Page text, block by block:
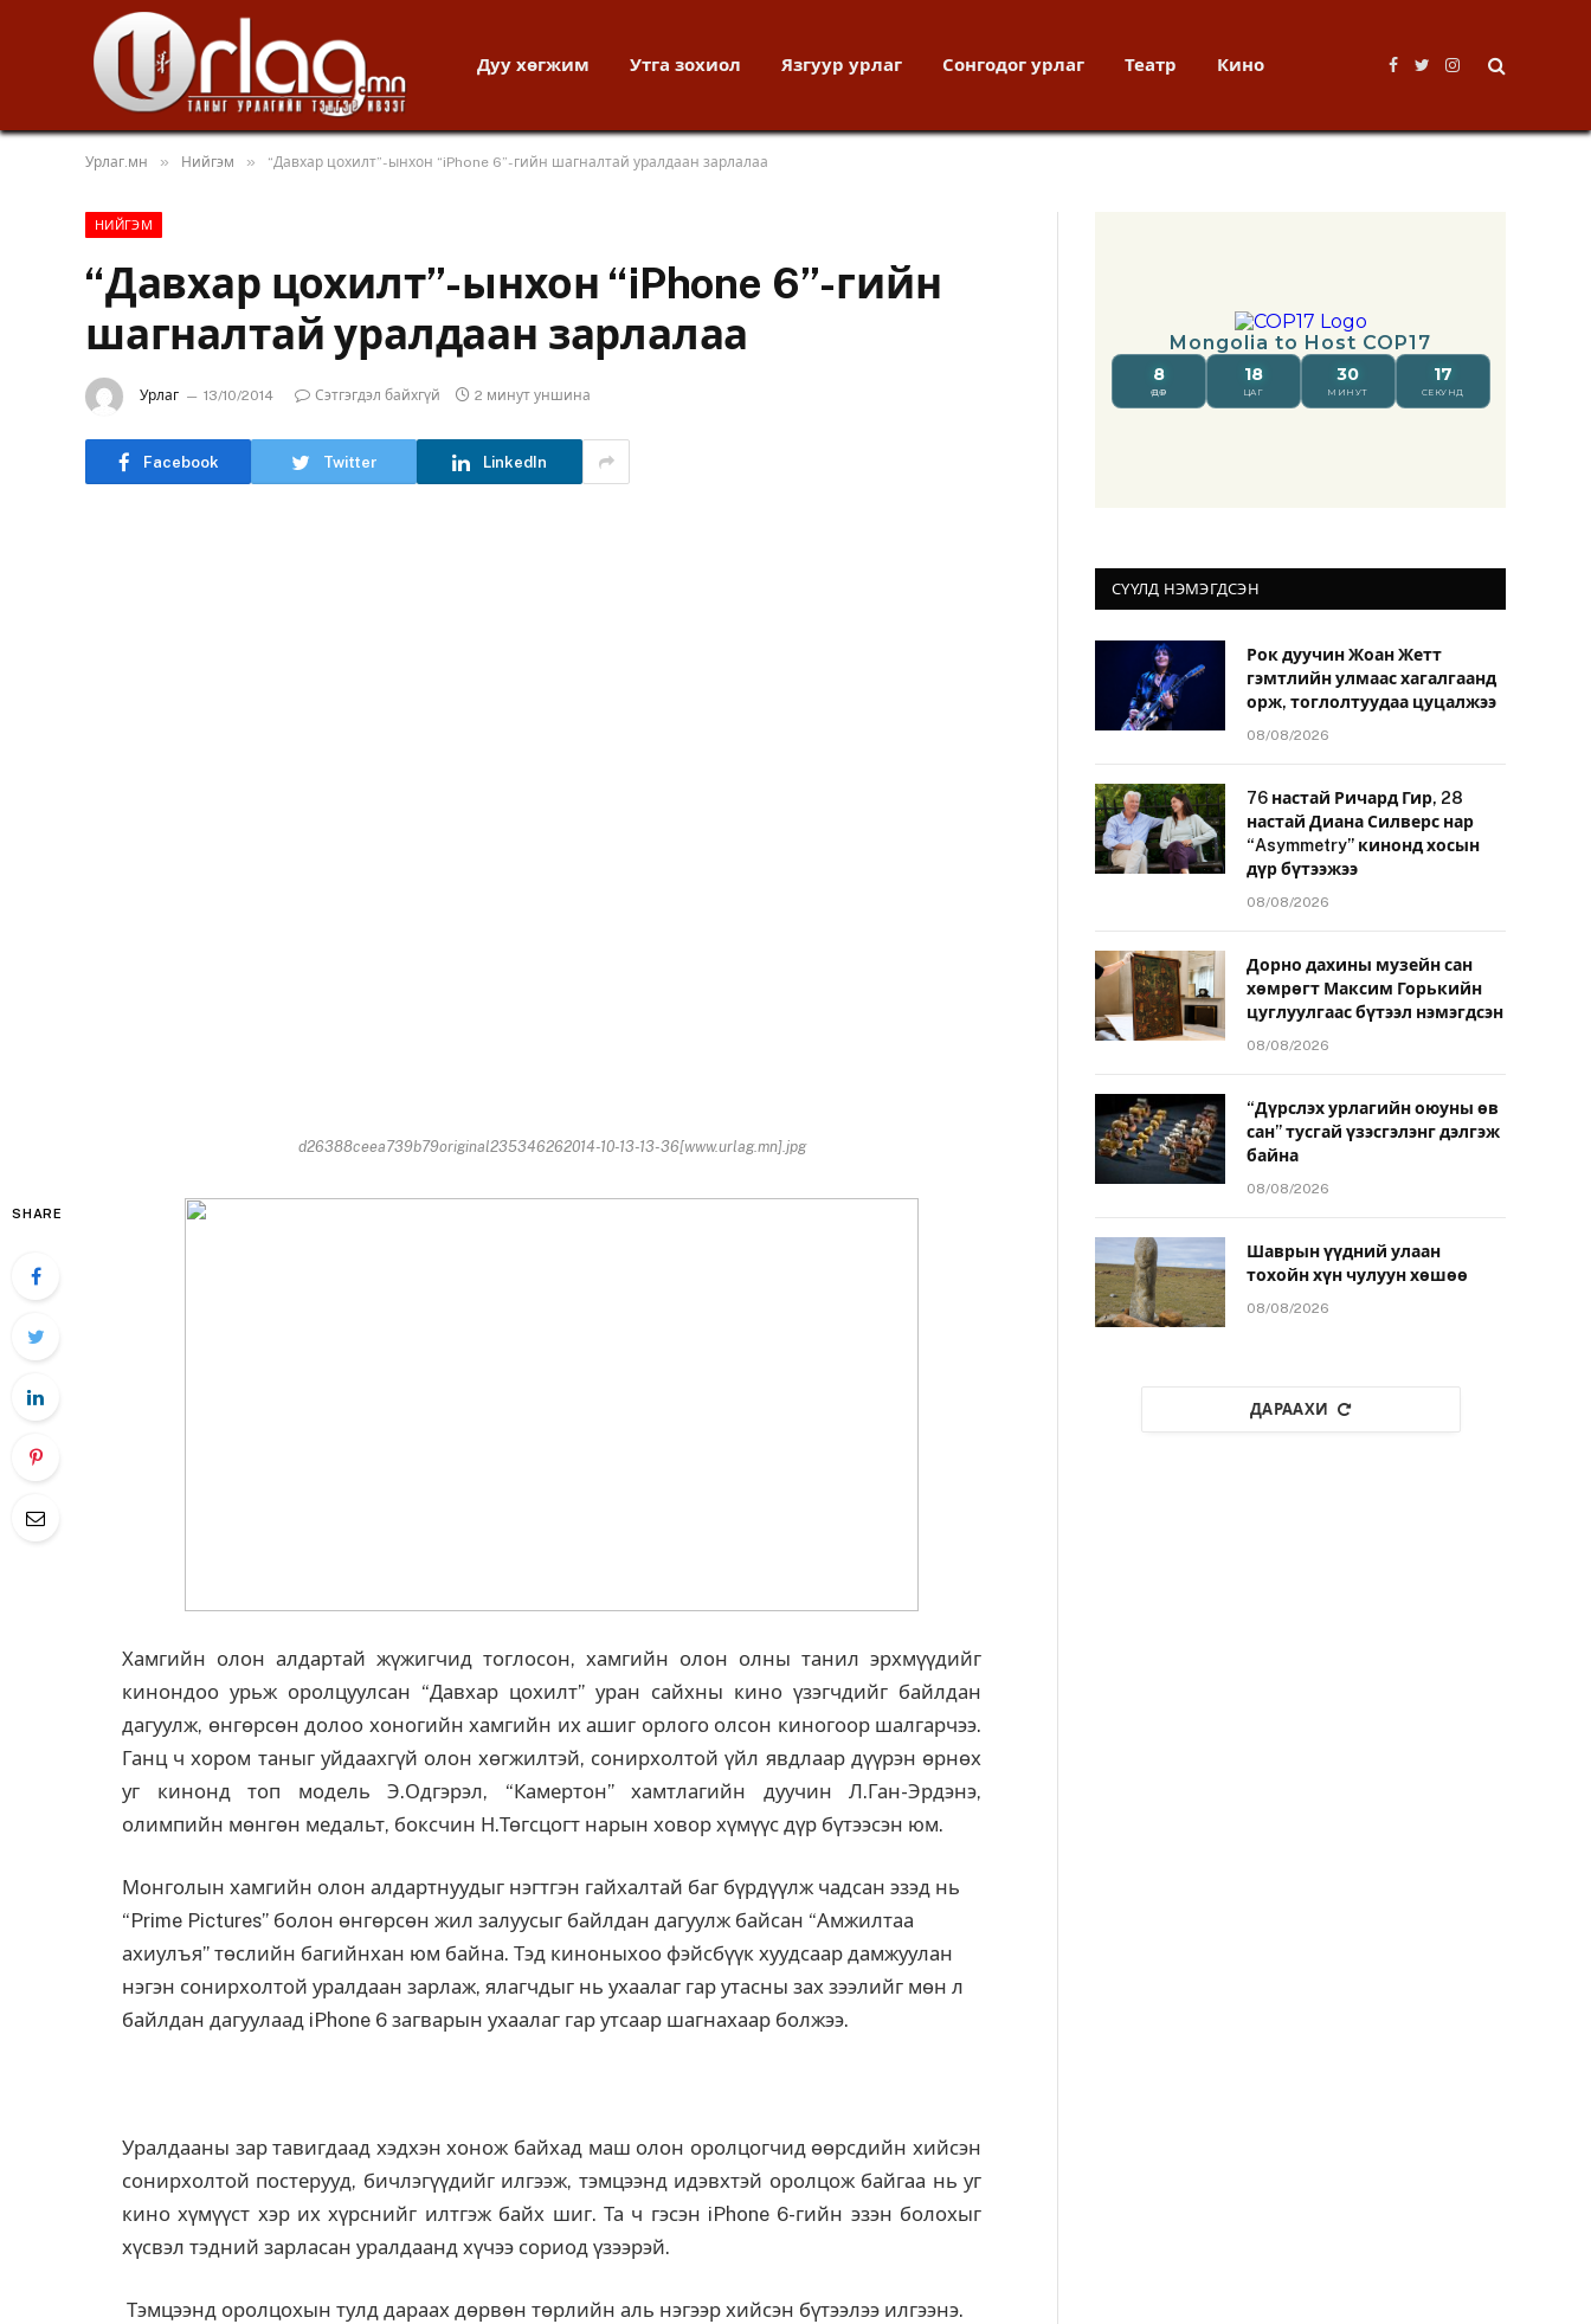
Дуу хөгжим Утга зохиол Язгуур урлаг Сонгодог урлаг Театр Кино
Facebook
TwitterInstagram
Урлаг.мн » Нийгэм » “Давхар цохилт”-ынхон “iPhone 6”-гийн шагналтай уралдаан зарлалаа
НИЙГЭМ
“Давхар цохилт”-ынхон “iPhone 6”-гийн
шагналтай уралдаан зарлалаа
Урлаг 13/10/2014 Сэтгэгдэл байхгүй 2 минут уншина
Facebook Twitter LinkedIn
d26388ceea739b79original235346262014-10-13-13-36[www.urlag.mn].jpg
SHARE
Хамгийн олон алдартай жүжигчид тоглосон, хамгийн олон олны танил эрхмүүдийг
кинондоо урьж оролцуулсан “Давхар цохилт” уран сайхны кино үзэгчдийг байлдан
дагуулж, өнгөрсөн долоо хоногийн хамгийн их ашиг орлого олсон киногоор шалгарчээ.
Ганц ч хором таныг уйдаахгүй олон хөгжилтэй, сонирхолтой үйл явдлаар дүүрэн өрнөх
уг кинонд топ модель Э.Одгэрэл, “Камертон” хамтлагийн дуучин Л.Ган-Эрдэнэ,
олимпийн мөнгөн медальт, боксчин Н.Төгсцогт нарын ховор хүмүүс дүр бүтээсэн юм.
Монголын хамгийн олон алдартнуудыг нэгтгэн гайхалтай баг бүрдүүлж чадсан эзэд нь
“Prime Pictures” болон өнгөрсөн жил залуусыг байлдан дагуулж байсан “Амжилтаа
ахиулъя” төслийн багийнхан юм байна. Тэд киноныхоо фэйсбүүк хуудсаар дамжуулан
нэгэн сонирхолтой уралдаан зарлаж, ялагчдыг нь ухаалаг гар утасны зах зээлийг мөн л
байлдан дагуулаад iPhone 6 загварын ухаалаг гар утсаар шагнахаар болжээ.
Уралдааны зар тавигдаад хэдхэн хонож байхад маш олон оролцогчид өөрсдийн хийсэн
сонирхолтой постерууд, бичлэгүүдийг илгээж, тэмцээнд идэвхтэй оролцож байгаа нь уг
кино хүмүүст хэр их хүрснийг илтгэж байх шиг. Та ч гэсэн iPhone 6-гийн эзэн болохыг
хүсвэл тэдний зарласан уралдаанд хүчээ сориод үзээрэй.
Тэмцээнд оролцохын тулд дараах дөрвөн төрлийн аль нэгээр хийсэн бүтээлээ илгээнэ.
СҮҮЛД НЭМЭГДСЭН
Рок дуучин Жоан Жетт
гэмтлийн улмаас хагалгаанд
орж, тоглолтуудаа цуцалжээ
08/08/2026
76 настай Ричард Гир, 28
настай Диана Силверс нар
“Asymmetry” кинонд хосын
дүр бүтээжээ
08/08/2026
Дорно дахины музейн сан
хөмрөгт Максим Горькийн
цуглуулгаас бүтээл нэмэгдсэн
08/08/2026
“Дүрслэх урлагийн оюуны өв
сан” тусгай үзэсгэлэнг дэлгэж
байна
08/08/2026
Шаврын үүдний улаан
тохойн хүн чулуун хөшөө
08/08/2026
ДАРААХИ